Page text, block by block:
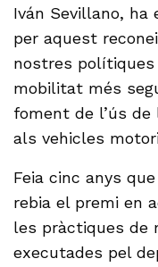
Iván Sevillano, ha
per aquest
nostres polítiques
mobilitat més
foment de l’ús
als vehicles
Feia cinc anys
rebia el premi en
les pràctiques de
executades pel